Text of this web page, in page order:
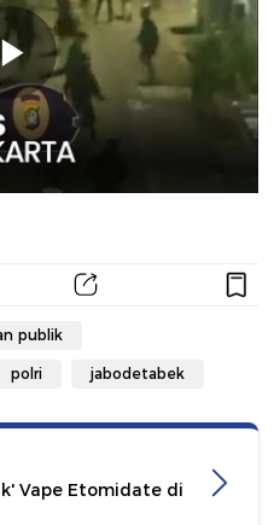
publik
polri jabodetabek
Vape Etomidate di